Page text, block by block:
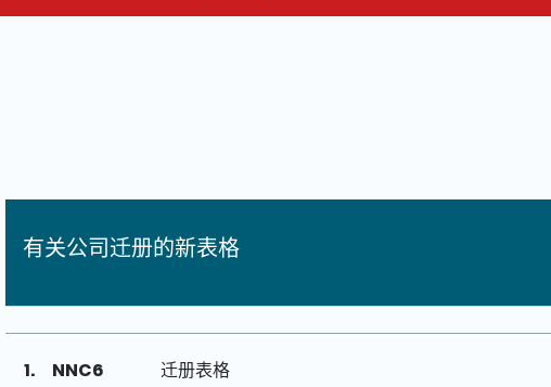
有关公司迁册的新表格
1. NNC6 迁册表格